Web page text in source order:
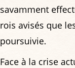
savamment
rois avisés que
poursuivie.
Face à la crise